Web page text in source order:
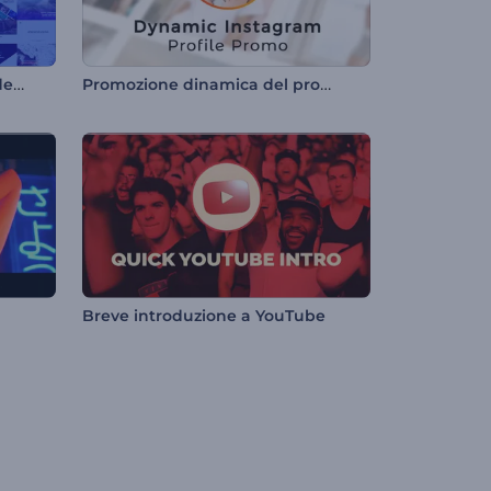
Pacchetto tipografico di tendenza Promozione dinamica del profilo Instagram
Breve introduzione a YouTube